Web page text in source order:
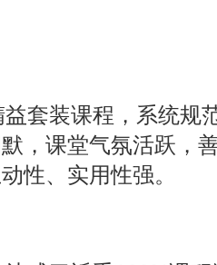
套装课程，系统规
，课堂气氛活跃，
性、实用性强。